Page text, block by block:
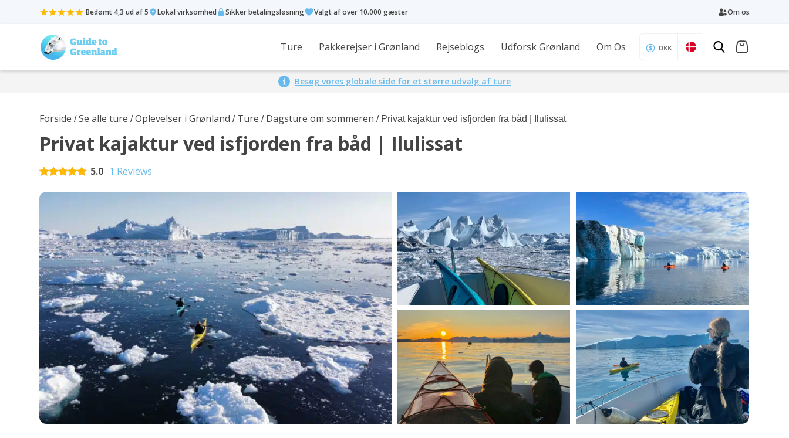
Bedømt 4,3 ud af 5 Lokal virksomhed Sikker betalingsløsning Valgt af over 10.000 gæster Om os
Ture Pakkerejser i Grønland Rejseblogs Udforsk Grønland Om Os DKK
Besøg vores globale side for et større udvalg af ture
Forside /Se alle ture /Oplevelser i Grønland / Ture / Dagsture om sommeren / Privat kajaktur ved isfjorden fra båd | Ilulissat
Privat kajaktur ved isfjorden fra båd | Ilulissat
out of 5
5.0 1 Reviews